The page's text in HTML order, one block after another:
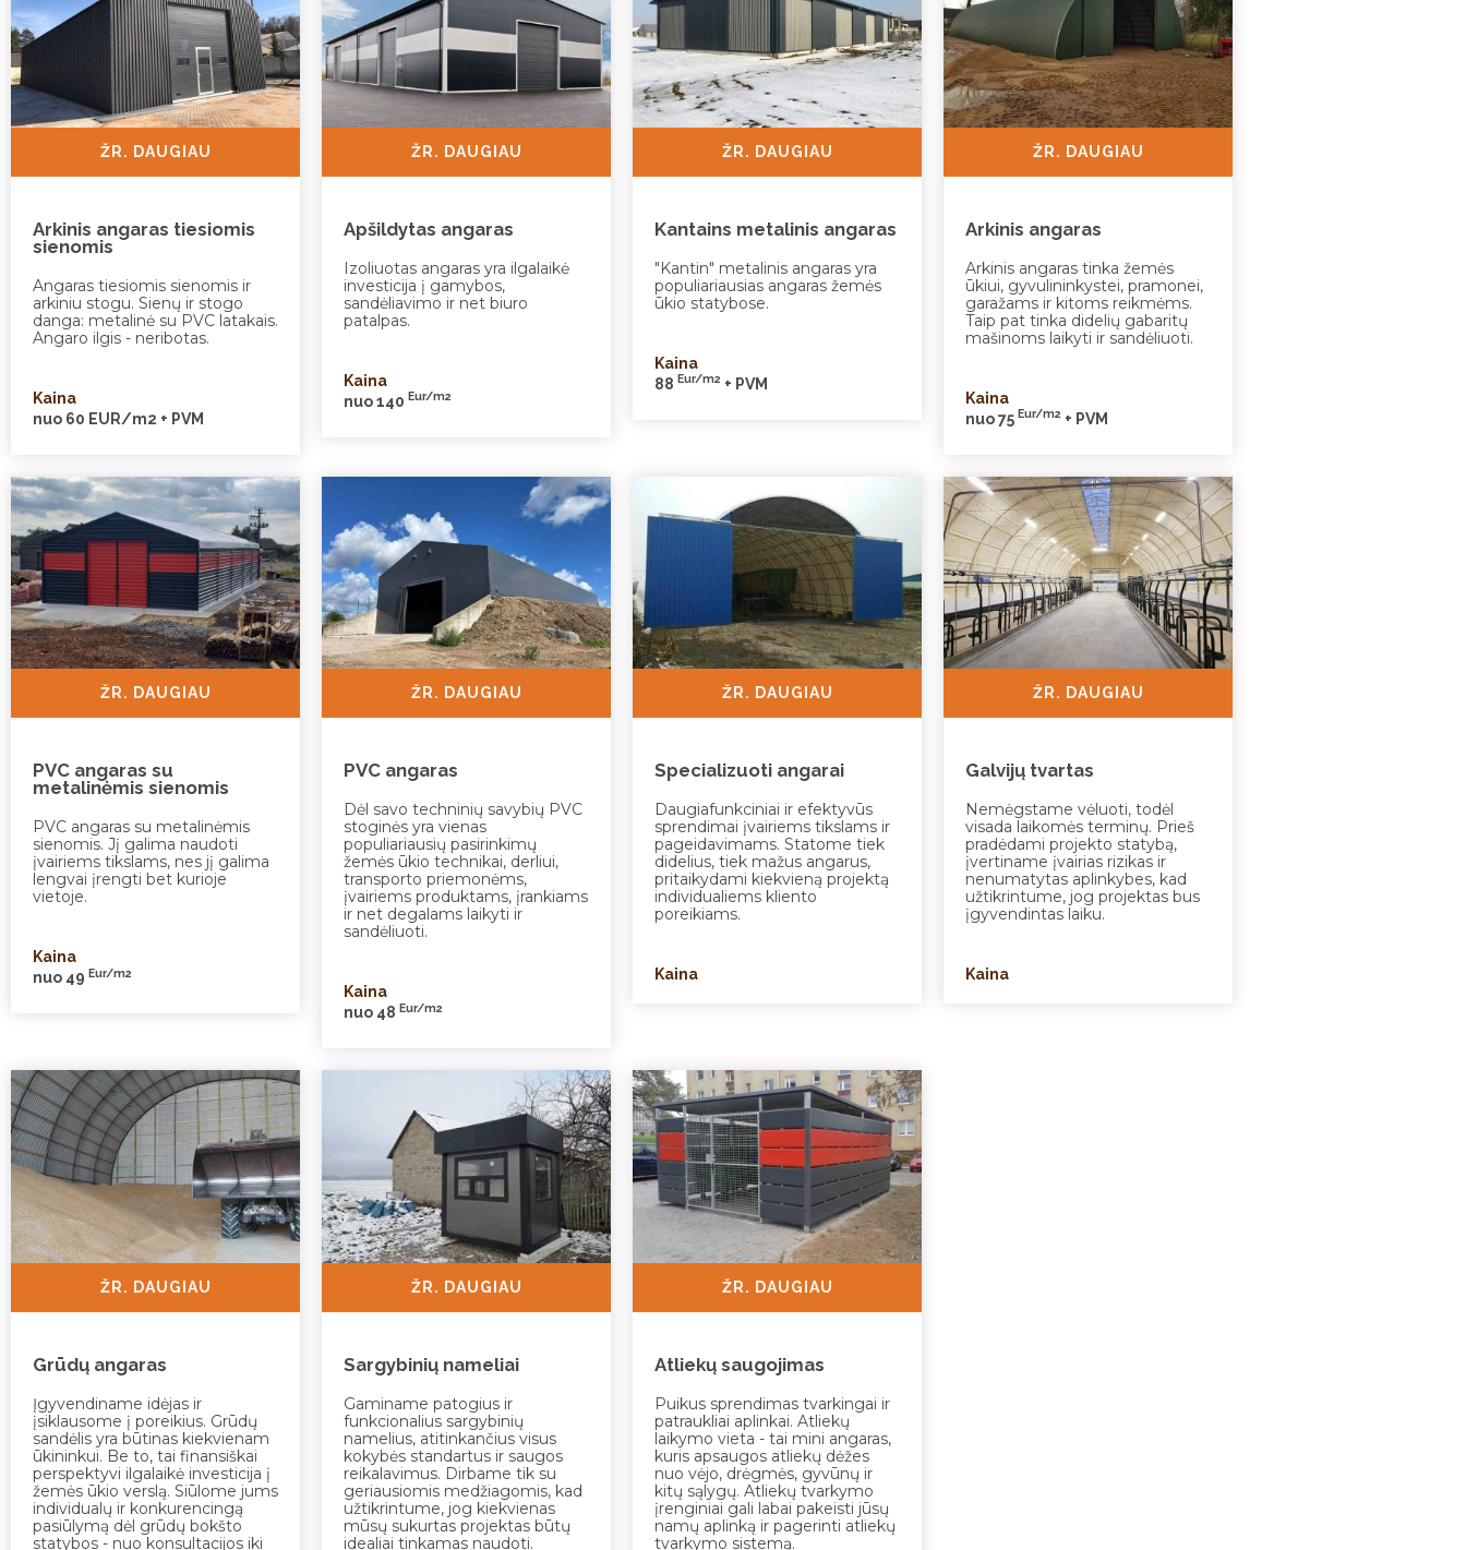
ŽR. DAUGIAU
Arkinis angaras tiesiomis
sienomis
Angaras tiesiomis sienomis ir
arkiniu stogu. Sienų ir stogo
danga: metalinė su PVC latakais.
Angaro ilgis - neribotas.
Kaina
nuo 60 EUR/m2 + PVM
ŽR. DAUGIAU
Apšildytas angaras
Izoliuotas angaras yra ilgalaikė
investicija į gamybos,
sandėliavimo ir net biuro
patalpas.
Kaina
nuo 140 Eur/m2
ŽR. DAUGIAU
Kantains metalinis angaras
"Kantin" metalinis angaras yra
populiariausias angaras žemės
ūkio statybose.
Kaina
88 Eur/m2 + PVM
ŽR. DAUGIAU
Arkinis angaras
Arkinis angaras tinka žemės
ūkiui, gyvulininkystei, pramonei,
garažams ir kitoms reikmėms.
Taip pat tinka didelių gabaritų
mašinoms laikyti ir sandėliuoti.
Kaina
nuo 75 Eur/m2 + PVM
ŽR. DAUGIAU
PVC angaras su
metalinėmis sienomis
PVC angaras su metalinėmis
sienomis. Jį galima naudoti
įvairiems tikslams, nes jį galima
lengvai įrengti bet kurioje
vietoje.
Kaina
nuo 49 Eur/m2
ŽR. DAUGIAU
PVC angaras
Dėl savo techninių savybių PVC
stoginės yra vienas
populiariausių pasirinkimų
žemės ūkio technikai, derliui,
transporto priemonėms,
įvairiems produktams, įrankiams
ir net degalams laikyti ir
sandėliuoti.
Kaina
nuo 48 Eur/m2
ŽR. DAUGIAU
Specializuoti angarai
Daugiafunkciniai ir efektyvūs
sprendimai įvairiems tikslams ir
pageidavimams. Statome tiek
didelius, tiek mažus angarus,
pritaikydami kiekvieną projektą
individualiems kliento
poreikiams.
Kaina
ŽR. DAUGIAU
Galvijų tvartas
Nemėgstame vėluoti, todėl
visada laikomės terminų. Prieš
pradėdami projekto statybą,
įvertiname įvairias rizikas ir
nenumatytas aplinkybes, kad
užtikrintume, jog projektas bus
įgyvendintas laiku.
Kaina
ŽR. DAUGIAU
Grūdų angaras
Įgyvendiname idėjas ir
įsiklausome į poreikius. Grūdų
sandėlis yra būtinas kiekvienam
ūkininkui. Be to, tai finansiškai
perspektyvi ilgalaikė investicija į
žemės ūkio verslą. Siūlome jums
individualų ir konkurencingą
pasiūlymą dėl grūdų bokšto
statybos - nuo konsultacijos iki
ŽR. DAUGIAU
Sargybinių nameliai
Gaminame patogius ir
funkcionalius sargybinių
namelius, atitinkančius visus
kokybės standartus ir saugos
reikalavimus. Dirbame tik su
geriausiomis medžiagomis, kad
užtikrintume, jog kiekvienas
mūsų sukurtas projektas būtų
idealiai tinkamas naudoti.
ŽR. DAUGIAU
Atliekų saugojimas
Puikus sprendimas tvarkingai ir
patraukliai aplinkai. Atliekų
laikymo vieta - tai mini angaras,
kuris apsaugos atliekų dėžes
nuo vėjo, drėgmės, gyvūnų ir
kitų sąlygų. Atliekų tvarkymo
įrenginiai gali labai pakeisti jūsų
namų aplinką ir pagerinti atliekų
tvarkymo sistemą.